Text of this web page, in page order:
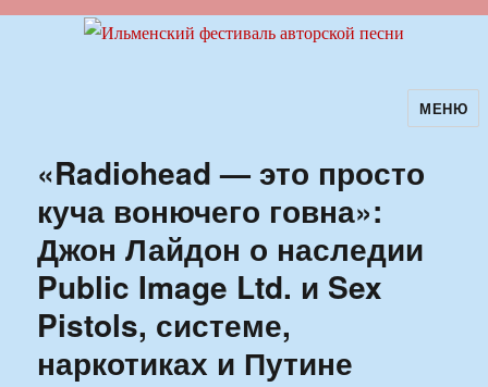
Ильменский фестиваль авторской
песни
МЕНЮ
«Radiohead — это просто
куча вонючего говна»:
Джон Лайдон о наследии
Public Image Ltd. и Sex
Pistols, системе,
наркотиках и Путине